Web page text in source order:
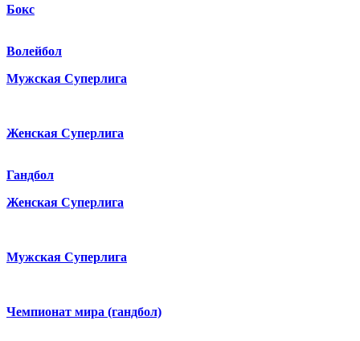
Бокс
Волейбол
Мужская Суперлига
Женская Суперлига
Гандбол
Женская Суперлига
Мужская Суперлига
Чемпионат мира (гандбол)